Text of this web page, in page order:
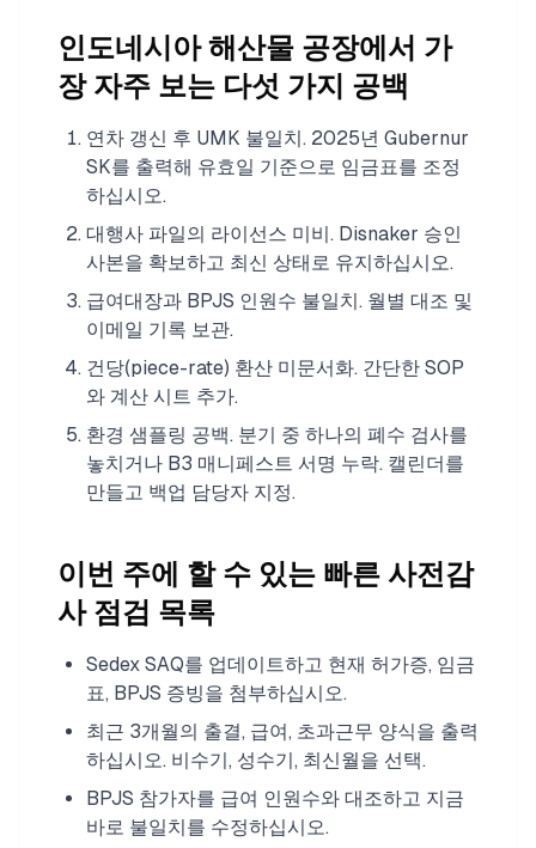
인도네시아 해산물 공장에서 가
장 자주 보는 다섯 가지 공백
연차 갱신 후 UMK 불일치. 2025년 Gubernur
SK를 출력해 유효일 기준으로 임금표를 조정
하십시오.
대행사 파일의 라이선스 미비. Disnaker 승인
사본을 확보하고 최신 상태로 유지하십시오.
급여대장과 BPJS 인원수 불일치. 월별 대조 및
이메일 기록 보관.
건당(piece-rate) 환산 미문서화. 간단한 SOP
와 계산 시트 추가.
환경 샘플링 공백. 분기 중 하나의 폐수 검사를
놓치거나 B3 매니페스트 서명 누락. 캘린더를
만들고 백업 담당자 지정.
이번 주에 할 수 있는 빠른 사전감
사 점검 목록
Sedex SAQ를 업데이트하고 현재 허가증, 임금
표, BPJS 증빙을 첨부하십시오.
최근 3개월의 출결, 급여, 초과근무 양식을 출력
하십시오. 비수기, 성수기, 최신월을 선택.
BPJS 참가자를 급여 인원수와 대조하고 지금
바로 불일치를 수정하십시오.